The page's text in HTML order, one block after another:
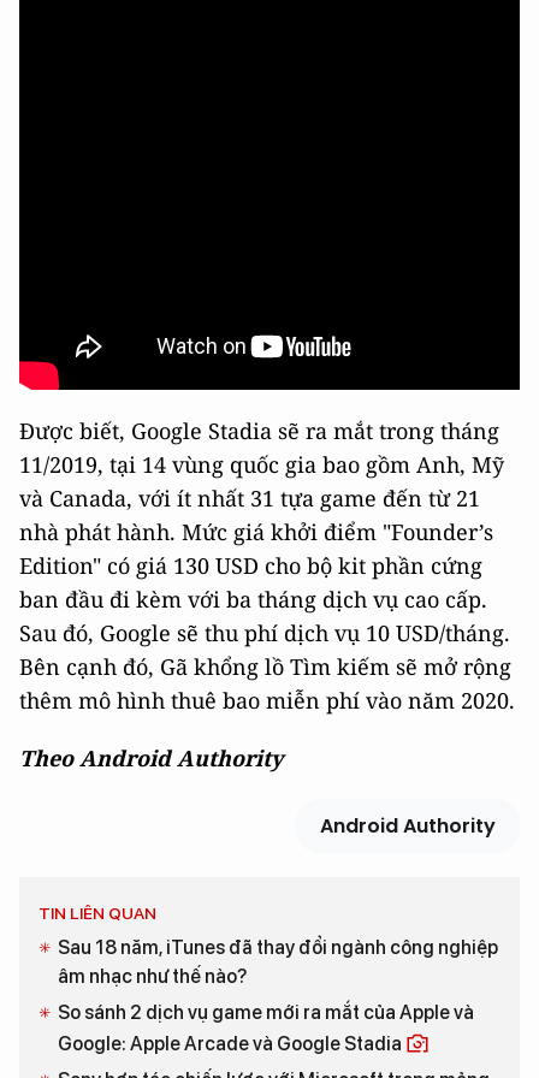
Được biết, Google Stadia sẽ ra mắt trong tháng
11/2019, tại 14 vùng quốc gia bao gồm Anh, Mỹ
và Canada, với ít nhất 31 tựa game đến từ 21
nhà phát hành. Mức giá khởi điểm "Founder’s
Edition" có giá 130 USD cho bộ kit phần cứng
ban đầu đi kèm với ba tháng dịch vụ cao cấp.
Sau đó, Google sẽ thu phí dịch vụ 10 USD/tháng.
Bên cạnh đó, Gã khổng lồ Tìm kiếm sẽ mở rộng
thêm mô hình thuê bao miễn phí vào năm 2020.
Theo Android Authority
Android Authority
TIN LIÊN QUAN
Sau 18 năm, iTunes đã thay đổi ngành công nghiệp
âm nhạc như thế nào?
So sánh 2 dịch vụ game mới ra mắt của Apple và
Google: Apple Arcade và Google Stadia